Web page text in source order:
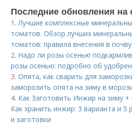
Последние обновления на
1.Лучшие комплексные
томатов. Обзор лучших
томатов: правила внесения в почву
2. Надо ли розы осенью
розы осенью: подробно об
3.Опята, как сварить для
заморозить опята на зиму в
4. Как Заготовить Инжир на зиму +
Как хранить инжир: 3 варианта и 5
и заготовки